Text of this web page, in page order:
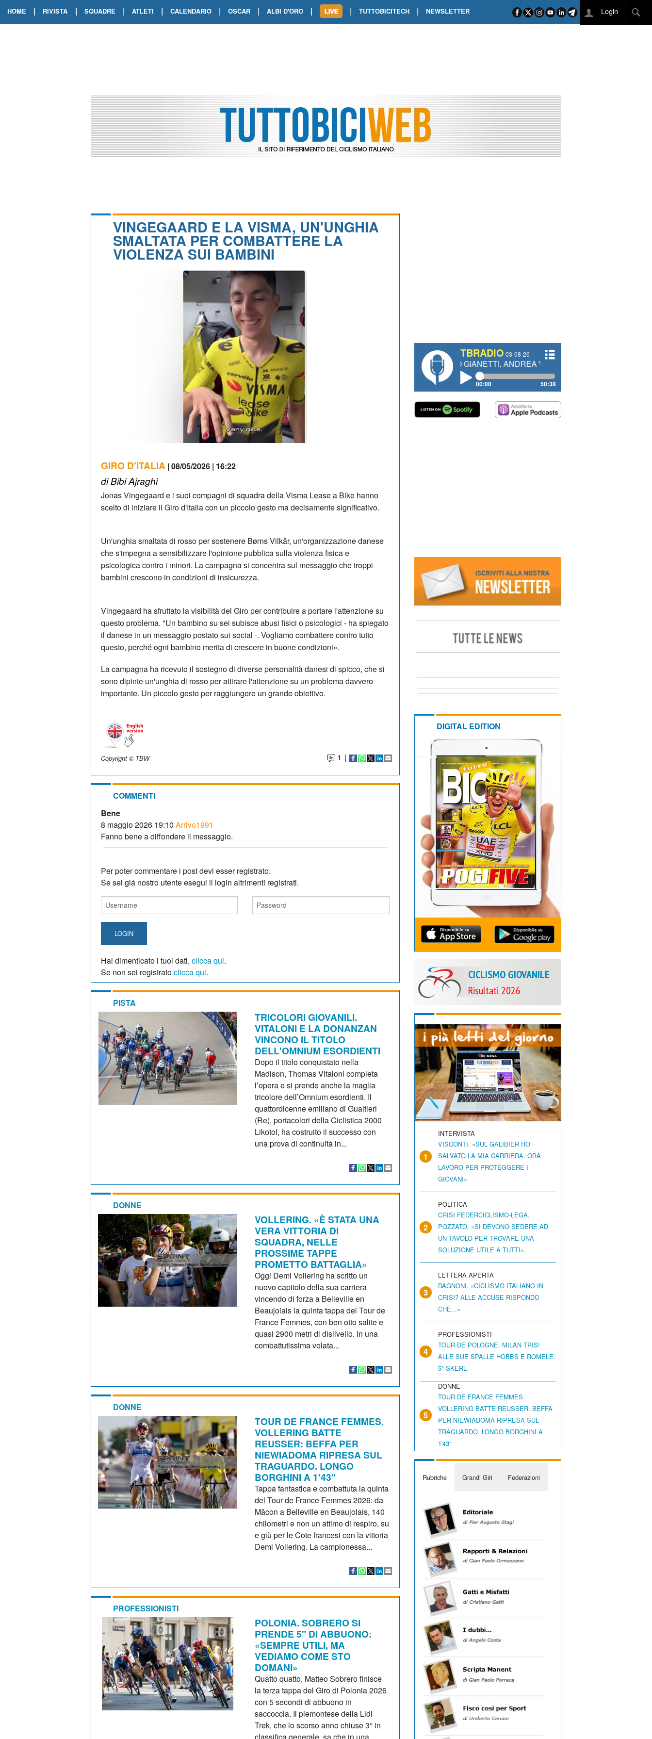
HOME | RIVISTA | SQUADRE | ATLETI | CALENDARIO | OSCAR | ALBI D'ORO |
TOUR DE FRANCE. ORCIERES-MERLETTE INCORONA CARAPAZ
TOUR DE FRANCE. A VOIRON TRIONFO DI PHILIPSEN SU SCHMID E KOOIJ
| TUTTOBICITECH | NEWSLETTER Login
VINGEGAARD E LA VISMA, UN'UNGHIA
SMALTATA PER COMBATTERE LA
VIOLENZA SUI BAMBINI
GIRO D'ITALIA | 08/05/2026 | 16:22
di Bibi Ajraghi
Jonas Vingegaard e i suoi compagni di squadra della Visma Lease a Bike hanno
scelto di iniziare il Giro d'Italia con un piccolo gesto ma decisamente significativo.
Un'unghia smaltata di rosso per sostenere Børns Vilkår, un'organizzazione danese
che s'impegna a sensibilizzare l'opinione pubblica sulla violenza fisica e
psicologica contro i minori. La campagna si concentra sul messaggio che troppi
bambini crescono in condizioni di insicurezza.
Vingegaard ha sfruttato la visibilità del Giro per contribuire a portare l'attenzione su
questo problema. "Un bambino su sei subisce abusi fisici o psicologici - ha spiegato
il danese in un messaggio postato sui social -. Vogliamo combattere contro tutto
questo, perché ogni bambino merita di crescere in buone condizioni».
La campagna ha ricevuto il sostegno di diverse personalità danesi di spicco, che si
sono dipinte un'unghia di rosso per attirare l'attenzione su un problema davvero
importante. Un piccolo gesto per raggiungere un grande obiettivo.
Copyright © TBW 1 |
COMMENTI
Bene
8 maggio 2026 19:10 Arrivo1991
Fanno bene a diffondere il messaggio.
Per poter commentare i post devi esser registrato.
Se sei giá nostro utente esegui il login altrimenti registrati.
LOGIN
Hai dimenticato i tuoi dati, clicca qui.
Se non sei registratoclicca qui.
PISTA
TRICOLORI GIOVANILI.
VITALONI E LA DONANZAN
VINCONO IL TITOLO
DELL'OMNIUM ESORDIENTI
Dopo il titolo conquistato nella
Madison, Thomas Vitaloni completa
l’opera e si prende anche la maglia
tricolore dell’Omnium esordienti. Il
quattordicenne emiliano di Gualtieri
(Re), portacolori della Ciclistica 2000
Likotol, ha costruito il successo con
una prova di continuità in...
DONNE
VOLLERING. «È STATA UNA
VERA VITTORIA DI
SQUADRA, NELLE
PROSSIME TAPPE
PROMETTO BATTAGLIA»
Oggi Demi Vollering ha scritto un
nuovo capitolo della sua carriera
vincendo di forza a Belleville en
Beaujolais la quinta tappa del Tour de
France Femmes, con ben otto salite e
quasi 2900 metri di dislivello. In una
combattutissima volata...
DONNE
TOUR DE FRANCE FEMMES.
VOLLERING BATTE
REUSSER: BEFFA PER
NIEWIADOMA RIPRESA SUL
TRAGUARDO. LONGO
BORGHINI A 1'43"
Tappa fantastica e combattuta la quinta
del Tour de France Femmes 2026: da
Mâcon a Belleville en Beaujolais, 140
chilometri e non un attimo di respiro, su
e giù per le Cote francesi con la vittoria
Demi Vollering. La campionessa...
PROFESSIONISTI
POLONIA. SOBRERO SI
PRENDE 5" DI ABBUONO:
«SEMPRE UTILI, MA
VEDIAMO COME STO
DOMANI»
Quatto quatto, Matteo Sobrero finisce
la terza tappa del Giro di Polonia 2026
con 5 secondi di abbuono in
saccoccia. Il piemontese della Lidl
Trek, che lo scorso anno chiuse 3° in
TBRADIO 03-08-26
#334 CHARLY WEGELIUS, MAURO GIANETTI, ANDREA VENDRAME, FILIPPO FIORELLI
00:00 50:38
DIGITAL EDITION
CICLISMO GIOVANILE
Risultati 2026
1
INTERVISTA
VISCONTI. «SUL GALIBIER HO
SALVATO LA MIA CARRIERA. ORA
LAVORO PER PROTEGGERE I
GIOVANI»
2
POLITICA
CRISI FEDERCICLISMO-LEGA.
POZZATO: «SI DEVONO SEDERE AD
UN TAVOLO PER TROVARE UNA
SOLUZIONE UTILE A TUTTI».
3
LETTERA APERTA
DAGNONI. «CICLISMO ITALIANO IN
CRISI? ALLE ACCUSE RISPONDO
CHE...»
4
PROFESSIONISTI
TOUR DE POLOGNE. MILAN TRIS!
ALLE SUE SPALLE HOBBS E ROMELE.
5° SKERL
5
DONNE
TOUR DE FRANCE FEMMES.
VOLLERING BATTE REUSSER: BEFFA
PER NIEWIADOMA RIPRESA SUL
TRAGUARDO. LONGO BORGHINI A
1'43"
Rubriche Grandi Giri Federazioni